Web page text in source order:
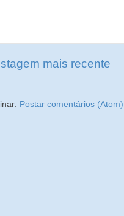
mais recente
Postar comentários (Atom)